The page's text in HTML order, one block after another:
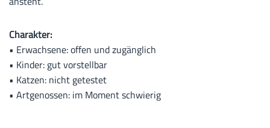
Charakter:
• Erwachsene: offen und zugänglich
• Kinder: gut vorstellbar
• Katzen: nicht getestet
• Artgenossen: im Moment schwierig